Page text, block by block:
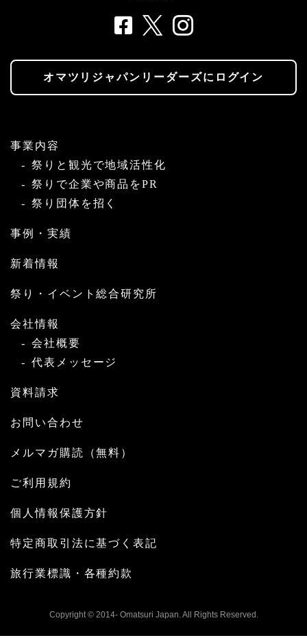
オマツリジャパンリーダーズにログイン
事業内容
祭りと観光で地域活性化
祭りで企業や商品をPR
祭り団体を招く
事例・実績
新着情報
祭り・イベント総合研究所
会社情報
会社概要
代表メッセージ
資料請求
お問い合わせ
メルマガ購読（無料）
ご利用規約
個人情報保護方針
特定商取引法に基づく表記
旅行業標識・各種約款
Copyright © 2014- Omatsuri Japan. All Rights Reserved.